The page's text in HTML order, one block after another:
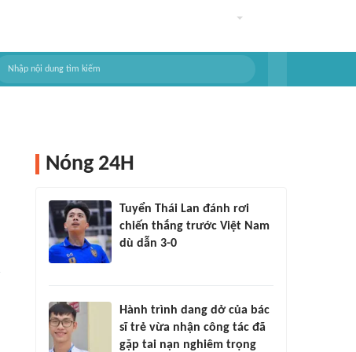
Nóng 24H
Tuyển Thái Lan đánh rơi
chiến thắng trước Việt Nam
dù dẫn 3-0
Hành trình dang dở của bác
sĩ trẻ vừa nhận công tác đã
gặp tai nạn nghiêm trọng